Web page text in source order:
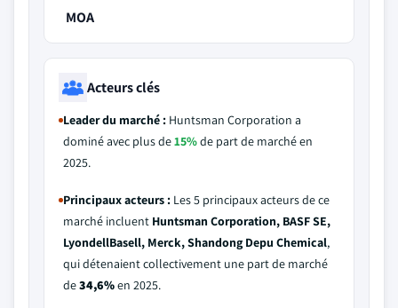
MOA
Acteurs clés
Leader du marché : Huntsman Corporation a
dominé avec plus de15%de part de marché en
2025.
Principaux acteurs : Les 5 principaux acteurs de ce
marché incluent Huntsman Corporation, BASF SE,
LyondellBasell, Merck, Shandong Depu Chemical,
qui détenaient collectivement une part de marché
de34,6%en 2025.